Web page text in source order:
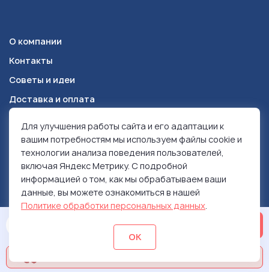
ОСТАВИТЬ ЗАЯВКУ
О компании
Контакты
Советы и идеи
Доставка и оплата
Красноярск +7 (391) 278-49-84
© 1999-2026 Ролен
Политика конфиденциальности
Использование контента
Для улучшения работы сайта и его адаптации к
вашим потребностям мы используем файлы cookie и
технологии анализа поведения пользователей,
включая Яндекс Метрику. С подробной
информацией о том, как мы обрабатываем ваши
данные, вы можете ознакомиться в нашей
Политике обработки персональных данных.
ОК